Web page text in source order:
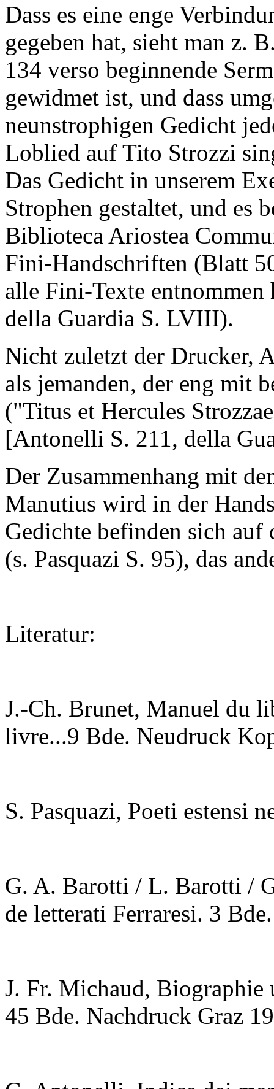
Dass es eine enge
gegeben hat, sieht man z.
134 verso beginnende
gewidmet ist, und dass
neunstrophigen Gedicht
Loblied auf Tito Strozzi
Das Gedicht in unserem
Strophen gestaltet, und es
Biblioteca Ariostea
Fini-Handschriften (Blatt
alle Fini-Texte
della Guardia S. LVIII).
Nicht zuletzt der Drucker,
als jemanden, der eng mit
("Titus et Hercules
[Antonelli S. 211, della
Der Zusammenhang mit
Manutius wird in der
Gedichte befinden sich auf
(s. Pasquazi S. 95), das
Literatur:
J.-Ch. Brunet, Manuel du
livre...9 Bde. Neudruck
S. Pasquazi, Poeti estensi
G. A. Barotti / L. Barotti /
de letterati Ferraresi. 3
J. Fr. Michaud, Biographie
45 Bde. Nachdruck Graz